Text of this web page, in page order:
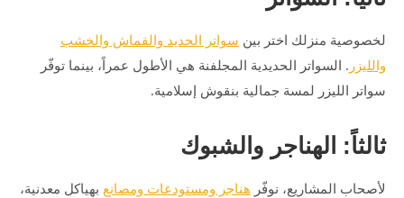
لخصوصية منزلك اختر بين سواتر الحديد والقماش والخشب
والليزر . السواتر الحديدية المجلفنة هي الأطول عمراً، بينما توفّر
سواتر الليزر لمسة جمالية بنقوش إسلامية.
ثالثاً: الهناجر والشبوك
لأصحاب المشاريع، نوفّر هناجر ومستودعات ومصانع بهياكل معدنية،